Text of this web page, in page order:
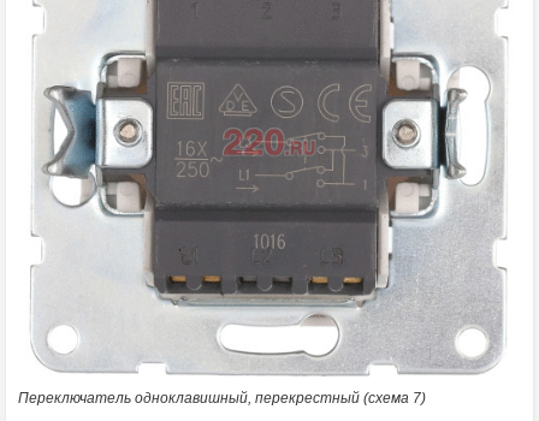
Переключатель одноклавишный, перекрестный (схема 7)